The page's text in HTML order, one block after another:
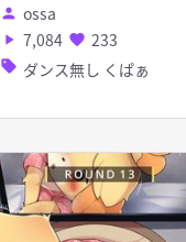
person ossa
play_arrow 7,084 favorite 233
sell ダンス無し くぱぁ